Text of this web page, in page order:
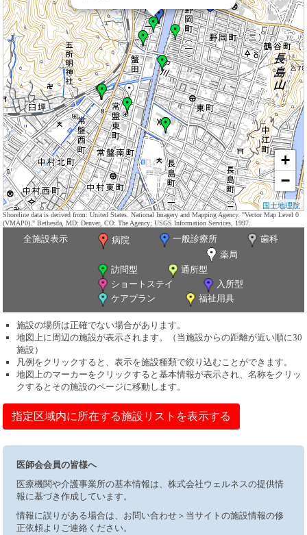
+
−
国土地理院
Shoreline data is derived from: United States. National Imagery and Mapping Agency. "Vector Map Level 0
(VMAP0)." Bethesda, MD: Denver, CO: The Agency; USGS Information Services, 1997.
全施設表示 病院 一般診療所
歯科
薬局
訪問型
通所型
ショートステイ
入所型
ケアプラン
福祉用具
施設の場所は正確でない場合があります。
地図上に周辺の施設が表示されます。（当施設からの距離が近い順に30
施設）
凡例をクリックすると、表示を施設種類で絞り込むことができます。
地図上のマーカーをクリックすると基本情報が表示され、名称をクリッ
クするとその施設のページに移動します。
指定区域内に所在する施設リストを表示する
医師会会員の皆様へ
医療機関や介護事業所の基本情報は、株式会社ウェルネスの提供情
報に基づき作成しています。
情報に誤りがある場合は、お問い合わせ＞当サイトの施設情報の修
正依頼よりご連絡ください。